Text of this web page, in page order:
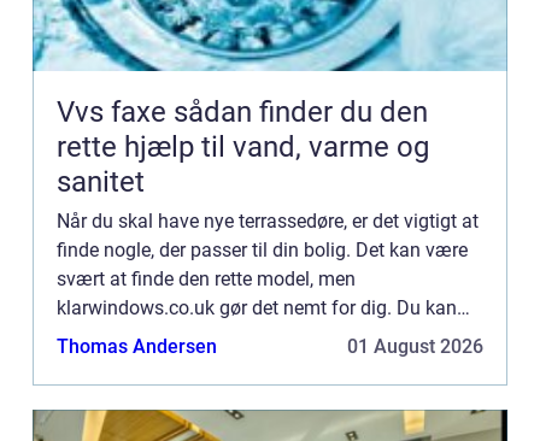
Vvs faxe sådan finder du den
rette hjælp til vand, varme og
sanitet
Når du skal have nye terrassedøre, er det vigtigt at
finde nogle, der passer til din bolig. Det kan være
svært at finde den rette model, men
klarwindows.co.uk gør det nemt for dig. Du kan
selv designe dine egne terrassedøre og bestille
Thomas Andersen 01 August 2026